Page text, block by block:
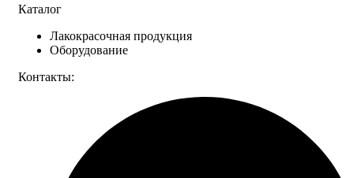
Каталог
Лакокрасочная продукция
Оборудование
Контакты: